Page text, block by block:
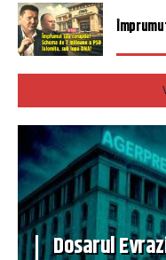
Dosarul